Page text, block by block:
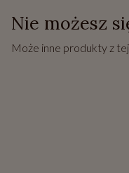
Nie możesz
Może inne produkty z